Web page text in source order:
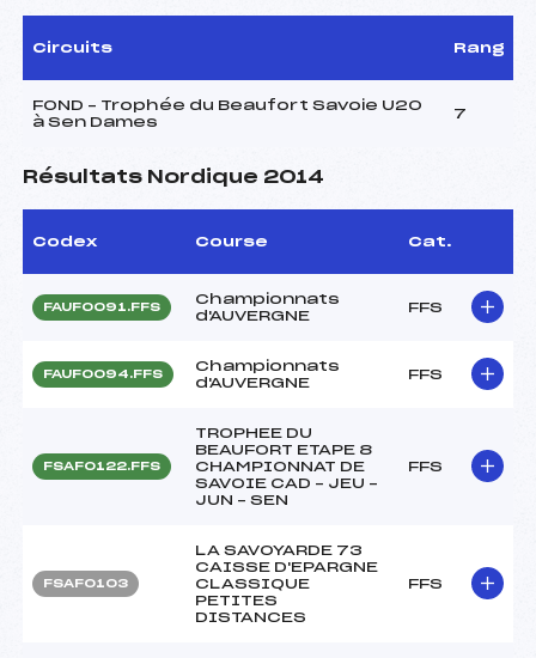
Circuits Rang
FOND – Trophée du Beaufort Savoie U20
à Sen Dames
7
Résultats Nordique 2014
Codex Course Cat.
FAUF0091.FFS
Championnats
d'AUVERGNE
FFS
FAUF0094.FFS
Championnats
d'AUVERGNE
FFS
FSAF0122.FFS
TROPHEE DU
BEAUFORT ETAPE 8
CHAMPIONNAT DE
SAVOIE CAD – JEU –
JUN – SEN
FFS
FSAF0103
LA SAVOYARDE 73
CAISSE D'EPARGNE
CLASSIQUE
PETITES
DISTANCES
FFS